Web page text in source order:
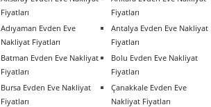
Fiyatları
Fiyatları
Adıyaman Evden Eve
Nakliyat Fiyatları
Antalya Evden Eve Nakliyat
Fiyatları
Batman Evden Eve Nakliyat
Fiyatları
Bolu Evden Eve Nakliyat
Fiyatları
Bursa Evden Eve Nakliyat
Fiyatları
Çanakkale Evden Eve
Nakliyat Fiyatları